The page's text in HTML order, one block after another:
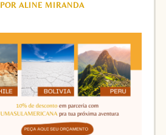
POR ALINE MIRANDA